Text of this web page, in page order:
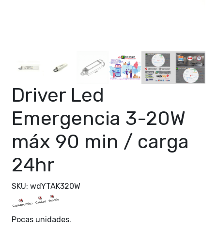
Driver Led
Emergencia 3-20W
máx 90 min / carga
24hr
SKU: wdYTAK320W
Pocas unidades.